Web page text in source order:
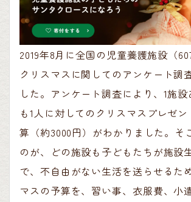
2019年8月に全国の児童養護施設（
クリスマスに関してのアンケート調
した。アンケート調査により、1施
も1人に対してのクリスマスプレゼ
算（約3000円）がわかりました。そ
のが、どの施設も子どもたちが施設
で、不自由がない生活を送らせるた
マスの予算を、習い事、衣服費、小